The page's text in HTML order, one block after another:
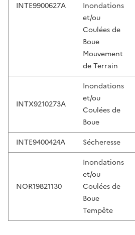
INTE9900627A
Inondations
et/ou
Coulées de
Boue
Mouvement
de Terrain
INTX9210273A
Inondations
et/ou
Coulées de
Boue
INTE9400424A Sécheresse
NOR19821130
Inondations
et/ou
Coulées de
Boue
Tempête